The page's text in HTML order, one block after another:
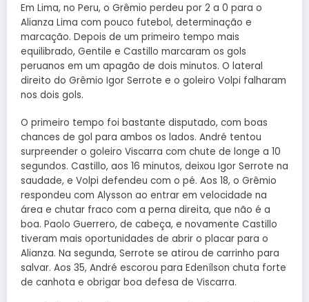
Em Lima, no Peru, o Grêmio perdeu por 2 a 0 para o
Alianza Lima com pouco futebol, determinação e
marcação. Depois de um primeiro tempo mais
equilibrado, Gentile e Castillo marcaram os gols
peruanos em um apagão de dois minutos. O lateral
direito do Grêmio Igor Serrote e o goleiro Volpi falharam
nos dois gols.
O primeiro tempo foi bastante disputado, com boas
chances de gol para ambos os lados. André tentou
surpreender o goleiro Viscarra com chute de longe a 10
segundos. Castillo, aos 16 minutos, deixou Igor Serrote na
saudade, e Volpi defendeu com o pé. Aos 18, o Grêmio
respondeu com Alysson ao entrar em velocidade na
área e chutar fraco com a perna direita, que não é a
boa. Paolo Guerrero, de cabeça, e novamente Castillo
tiveram mais oportunidades de abrir o placar para o
Alianza. Na segunda, Serrote se atirou de carrinho para
salvar. Aos 35, André escorou para Edenílson chuta forte
de canhota e obrigar boa defesa de Viscarra.